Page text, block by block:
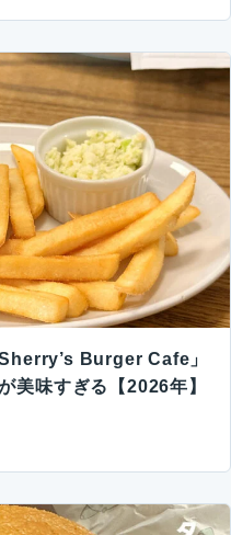
Burger Cafe」
美味すぎる【2026年】